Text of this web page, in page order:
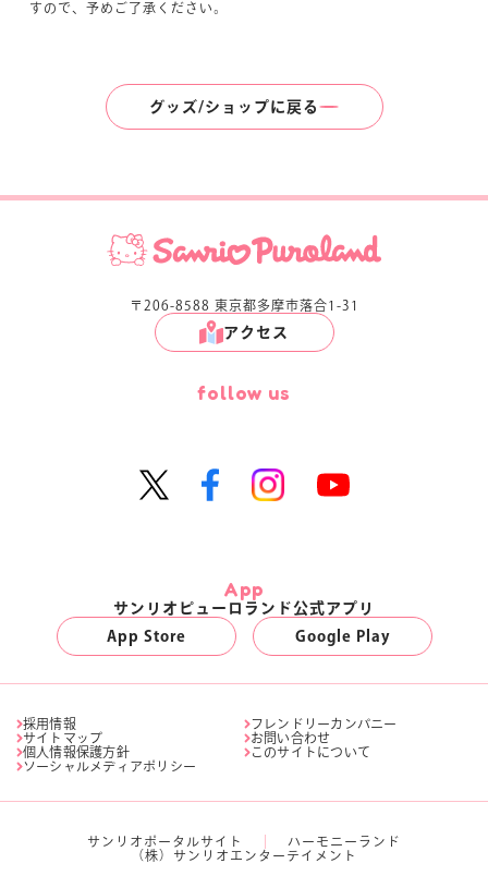
すので、予めご了承ください。
グッズ/ショップに戻る
〒206-8588 東京都多摩市落合1-31
アクセス
follow us
App
サンリオピューロランド公式アプリ
App Store
Google Play
採用情報
フレンドリーカンパニー
サイトマップ
お問い合わせ
個人情報保護方針
このサイトについて
ソーシャルメディアポリシー
サンリオポータルサイト
ハーモニーランド
（株）サンリオエンターテイメント